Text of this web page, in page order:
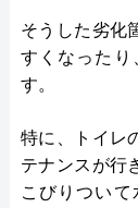
そうした劣化
すくなったり
す。
特に、トイレ
テナンスが行
こびりついて